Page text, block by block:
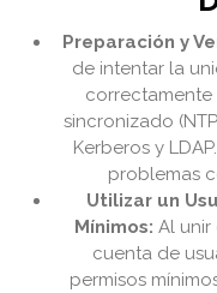
Preparación y
de intentar la
sincronizado
Kerberos y
problemas
Utilizar un
Mínimos: Al
cuenta de
permisos